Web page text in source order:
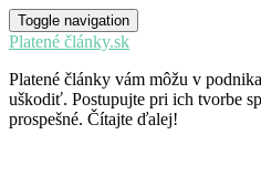
Toggle navigation
Platené články.sk
Platené články vám môžu v
uškodiť. Postupujte pri ich tvorbe
prospešné. Čítajte ďalej!